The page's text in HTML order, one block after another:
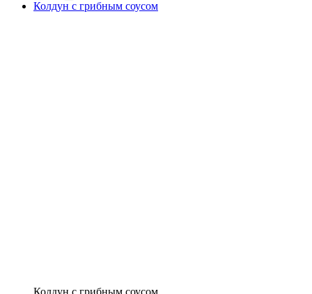
Колдун с грибным соусом
Колдун с грибным соусом